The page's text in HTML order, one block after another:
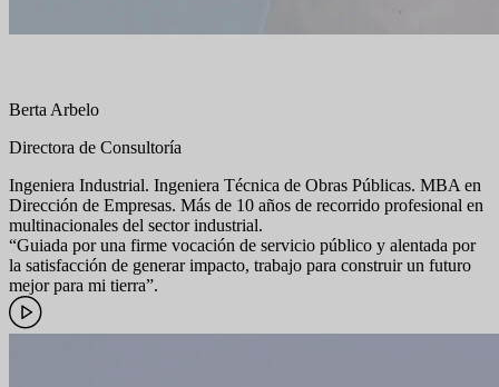
Berta Arbelo
Directora de Consultoría
Ingeniera Industrial. Ingeniera Técnica de Obras Públicas. MBA en
Dirección de Empresas. Más de 10 años de recorrido profesional en
multinacionales del sector industrial.
“Guiada por una firme vocación de servicio público y alentada por
la satisfacción de generar impacto, trabajo para construir un futuro
mejor para mi tierra”.